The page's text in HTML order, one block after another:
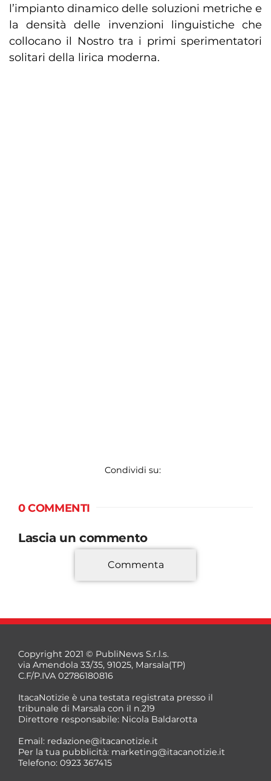
l’impianto dinamico delle soluzioni metriche e
la densità delle invenzioni linguistiche che
collocano il Nostro tra i primi sperimentatori
solitari della lirica moderna.
Condividi su:
0 COMMENTI
Lascia un commento
*
*
Commenta
Copyright 2021 © PubliNews S.r.l.s.
via Amendola 33/35, 91025, Marsala(TP)
C.F/P.IVA 02786180816
ItacaNotizie è una testata registrata presso il
tribunale di Marsala con il n.219
Direttore responsabile: Nicola Baldarotta
Email: redazione@itacanotizie.it
Per la tua pubblicità: marketing@itacanotizie.it
Telefono: 0923 367415